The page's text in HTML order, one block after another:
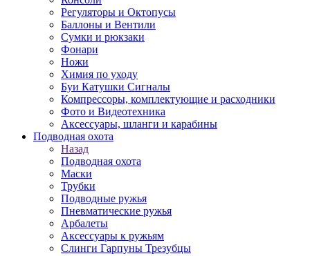
Регуляторы и Октопусы
Баллоны и Вентили
Сумки и рюкзаки
Фонари
Ножи
Химия по уходу
Буи Катушки Сигналы
Компрессоры, комплектующие и расходники
Фото и Видеотехника
Аксессуары, шланги и карабины
Подводная охота
Назад
Подводная охота
Маски
Трубки
Подводные ружья
Пневматические ружья
Арбалеты
Аксессуары к ружьям
Слинги Гарпуны Трезубцы